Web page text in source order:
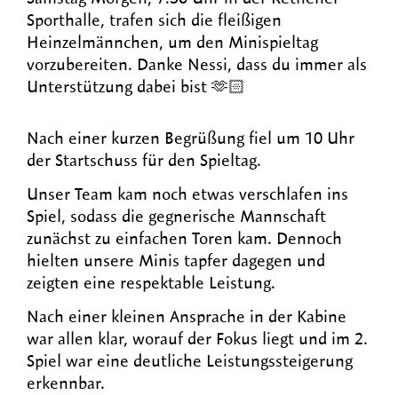
Sporthalle, trafen sich die fleißigen
Heinzelmännchen, um den Minispieltag
vorzubereiten. Danke Nessi, dass du immer als
Unterstützung dabei bist 🫶🏻
Nach einer kurzen Begrüßung fiel um 10 Uhr
der Startschuss für den Spieltag.
Unser Team kam noch etwas verschlafen ins
Spiel, sodass die gegnerische Mannschaft
zunächst zu einfachen Toren kam. Dennoch
hielten unsere Minis tapfer dagegen und
zeigten eine respektable Leistung.
Nach einer kleinen Ansprache in der Kabine
war allen klar, worauf der Fokus liegt und im 2.
Spiel war eine deutliche Leistungssteigerung
erkennbar.